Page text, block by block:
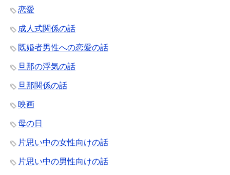
恋愛
成人式関係の話
既婚者男性への恋愛の話
旦那の浮気の話
旦那関係の話
映画
母の日
片思い中の女性向けの話
片思い中の男性向けの話